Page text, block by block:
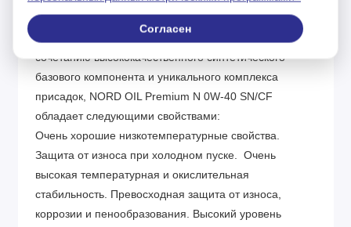
масло не подходит для дизельных двигателей,
оснащенных сажевыми фильтрами (DPF). Благодаря
сочетанию высококачественного синтетического
базового компонента и уникального комплекса
присадок, NORD OIL Premium N 0W-40 SN/CF
обладает следующими свойствами:
Очень хорошие низкотемпературные свойства.
Защита от износа при холодном пуске. Очень
высокая температурная и окислительная
стабильность. Превосходная защита от износа,
коррозии и пенообразования. Высокий уровень
Согласен